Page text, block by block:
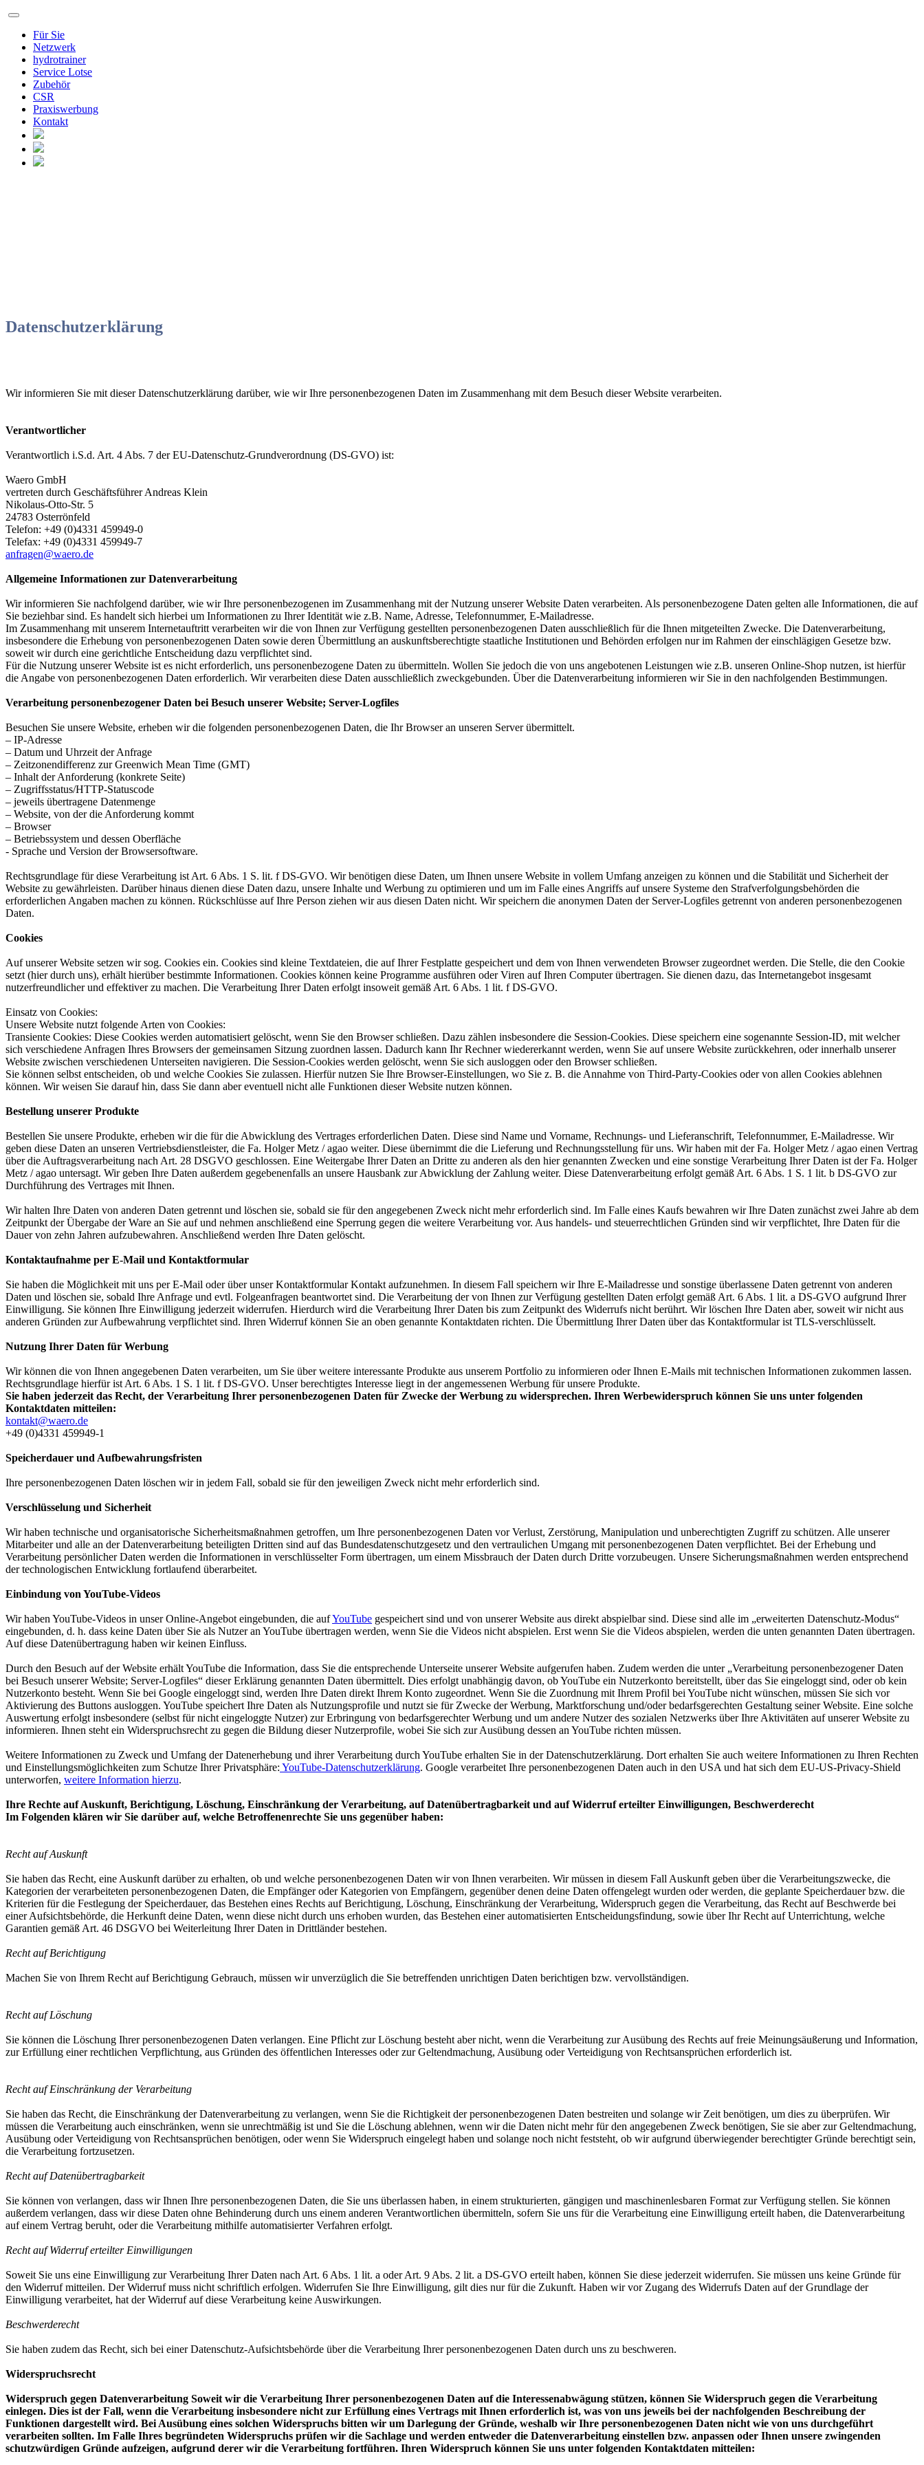
Für Sie
Netzwerk
hydrotrainer
Service Lotse
Zubehör
CSR
Praxiswerbung
Kontakt
Daten­schutz­er­klä­rung
Wir informieren Sie mit dieser Datenschutzerklärung darüber, wie wir Ihre personenbezogenen Daten im Zusammenhang mit dem Besuch dieser Website verarbeiten.
Verantwortlicher
Verantwortlich i.S.d. Art. 4 Abs. 7 der EU-Datenschutz-Grundverordnung (DS-GVO) ist:
Waero GmbH
vertreten durch Geschäftsführer Andreas Klein
Nikolaus-Otto-Str. 5
24783 Osterrönfeld
Telefon: +49 (0)4331 459949-0
Telefax: +49 (0)4331 459949-7
anfragen@waero.de
Allgemeine Informationen zur Datenverarbeitung
Wir informieren Sie nachfolgend darüber, wie wir Ihre personenbezogenen im Zusammenhang mit der Nutzung unserer Website Daten verarbeiten. Als personenbezogene Daten gelten alle Informationen, die auf
Sie beziehbar sind. Es handelt sich hierbei um Informationen zu Ihrer Identität wie z.B. Name, Adresse, Telefonnummer, E-Mailadresse.
Im Zusammenhang mit unserem Internetauftritt verarbeiten wir die von Ihnen zur Verfügung gestellten personenbezogenen Daten ausschließlich für die Ihnen mitgeteilten Zwecke. Die Datenverarbeitung,
insbesondere die Erhebung von personenbezogenen Daten sowie deren Übermittlung an auskunftsberechtigte staatliche Institutionen und Behörden erfolgen nur im Rahmen der einschlägigen Gesetze bzw.
soweit wir durch eine gerichtliche Entscheidung dazu verpflichtet sind.
Für die Nutzung unserer Website ist es nicht erforderlich, uns personenbezogene Daten zu übermitteln. Wollen Sie jedoch die von uns angebotenen Leistungen wie z.B. unseren Online-Shop nutzen, ist hierfür
die Angabe von personenbezogenen Daten erforderlich. Wir verarbeiten diese Daten ausschließlich zweckgebunden. Über die Datenverarbeitung informieren wir Sie in den nachfolgenden Bestimmungen.
Verarbeitung personenbezogener Daten bei Besuch unserer Website; Server-Logfiles
Besuchen Sie unsere Website, erheben wir die folgenden personenbezogenen Daten, die Ihr Browser an unseren Server übermittelt.
– IP-Adresse
– Datum und Uhrzeit der Anfrage
– Zeitzonendifferenz zur Greenwich Mean Time (GMT)
– Inhalt der Anforderung (konkrete Seite)
– Zugriffsstatus/HTTP-Statuscode
– jeweils übertragene Datenmenge
– Website, von der die Anforderung kommt
– Browser
– Betriebssystem und dessen Oberfläche
- Sprache und Version der Browsersoftware.
Rechtsgrundlage für diese Verarbeitung ist Art. 6 Abs. 1 S. lit. f DS-GVO. Wir benötigen diese Daten, um Ihnen unsere Website in vollem Umfang anzeigen zu können und die Stabilität und Sicherheit der
Website zu gewährleisten. Darüber hinaus dienen diese Daten dazu, unsere Inhalte und Werbung zu optimieren und um im Falle eines Angriffs auf unsere Systeme den Strafverfolgungsbehörden die
erforderlichen Angaben machen zu können. Rückschlüsse auf Ihre Person ziehen wir aus diesen Daten nicht. Wir speichern die anonymen Daten der Server-Logfiles getrennt von anderen personenbezogenen
Daten.
Cookies
Auf unserer Website setzen wir sog. Cookies ein. Cookies sind kleine Textdateien, die auf Ihrer Festplatte gespeichert und dem von Ihnen verwendeten Browser zugeordnet werden. Die Stelle, die den Cookie
setzt (hier durch uns), erhält hierüber bestimmte Informationen. Cookies können keine Programme ausführen oder Viren auf Ihren Computer übertragen. Sie dienen dazu, das Internetangebot insgesamt
nutzerfreundlicher und effektiver zu machen. Die Verarbeitung Ihrer Daten erfolgt insoweit gemäß Art. 6 Abs. 1 lit. f DS-GVO.
Einsatz von Cookies:
Unsere Website nutzt folgende Arten von Cookies:
Transiente Cookies: Diese Cookies werden automatisiert gelöscht, wenn Sie den Browser schließen. Dazu zählen insbesondere die Session-Cookies. Diese speichern eine sogenannte Session-ID, mit welcher
sich verschiedene Anfragen Ihres Browsers der gemeinsamen Sitzung zuordnen lassen. Dadurch kann Ihr Rechner wiedererkannt werden, wenn Sie auf unsere Website zurückkehren, oder innerhalb unserer
Website zwischen verschiedenen Unterseiten navigieren. Die Session-Cookies werden gelöscht, wenn Sie sich ausloggen oder den Browser schließen.
Sie können selbst entscheiden, ob und welche Cookies Sie zulassen. Hierfür nutzen Sie Ihre Browser-Einstellungen, wo Sie z. B. die Annahme von Third-Party-Cookies oder von allen Cookies ablehnen
können. Wir weisen Sie darauf hin, dass Sie dann aber eventuell nicht alle Funktionen dieser Website nutzen können.
Bestellung unserer Produkte
Bestellen Sie unsere Produkte, erheben wir die für die Abwicklung des Vertrages erforderlichen Daten. Diese sind Name und Vorname, Rechnungs- und Lieferanschrift, Telefonnummer, E-Mailadresse. Wir
geben diese Daten an unseren Vertriebsdienstleister, die Fa. Holger Metz / agao weiter. Diese übernimmt die die Lieferung und Rechnungsstellung für uns. Wir haben mit der Fa. Holger Metz / agao einen Vertrag
über die Auftragsverarbeitung nach Art. 28 DSGVO geschlossen. Eine Weitergabe Ihrer Daten an Dritte zu anderen als den hier genannten Zwecken und eine sonstige Verarbeitung Ihrer Daten ist der Fa. Holger
Metz / agao untersagt. Wir geben Ihre Daten außerdem gegebenenfalls an unsere Hausbank zur Abwicklung der Zahlung weiter. Diese Datenverarbeitung erfolgt gemäß Art. 6 Abs. 1 S. 1 lit. b DS-GVO zur
Durchführung des Vertrages mit Ihnen.
Wir halten Ihre Daten von anderen Daten getrennt und löschen sie, sobald sie für den angegebenen Zweck nicht mehr erforderlich sind. Im Falle eines Kaufs bewahren wir Ihre Daten zunächst zwei Jahre ab dem
Zeitpunkt der Übergabe der Ware an Sie auf und nehmen anschließend eine Sperrung gegen die weitere Verarbeitung vor. Aus handels- und steuerrechtlichen Gründen sind wir verpflichtet, Ihre Daten für die
Dauer von zehn Jahren aufzubewahren. Anschließend werden Ihre Daten gelöscht.
Kontaktaufnahme per E-Mail und Kontaktformular
Sie haben die Möglichkeit mit uns per E-Mail oder über unser Kontaktformular Kontakt aufzunehmen. In diesem Fall speichern wir Ihre E-Mailadresse und sonstige überlassene Daten getrennt von anderen
Daten und löschen sie, sobald Ihre Anfrage und evtl. Folgeanfragen beantwortet sind. Die Verarbeitung der von Ihnen zur Verfügung gestellten Daten erfolgt gemäß Art. 6 Abs. 1 lit. a DS-GVO aufgrund Ihrer
Einwilligung. Sie können Ihre Einwilligung jederzeit widerrufen. Hierdurch wird die Verarbeitung Ihrer Daten bis zum Zeitpunkt des Widerrufs nicht berührt. Wir löschen Ihre Daten aber, soweit wir nicht aus
anderen Gründen zur Aufbewahrung verpflichtet sind. Ihren Widerruf können Sie an oben genannte Kontaktdaten richten. Die Übermittlung Ihrer Daten über das Kontaktformular ist TLS-verschlüsselt.
Nutzung Ihrer Daten für Werbung
Wir können die von Ihnen angegebenen Daten verarbeiten, um Sie über weitere interessante Produkte aus unserem Portfolio zu informieren oder Ihnen E-Mails mit technischen Informationen zukommen lassen.
Rechtsgrundlage hierfür ist Art. 6 Abs. 1 S. 1 lit. f DS-GVO. Unser berechtigtes Interesse liegt in der angemessenen Werbung für unsere Produkte.
Sie haben jederzeit das Recht, der Verarbeitung Ihrer personenbezogenen Daten für Zwecke der Werbung zu widersprechen. Ihren Werbewiderspruch können Sie uns unter folgenden
Kontaktdaten mitteilen:
kontakt@waero.de
+49 (0)4331 459949-1
Speicherdauer und Aufbewahrungsfristen
Ihre personenbezogenen Daten löschen wir in jedem Fall, sobald sie für den jeweiligen Zweck nicht mehr erforderlich sind.
Verschlüsselung und Sicherheit
Wir haben technische und organisatorische Sicherheitsmaßnahmen getroffen, um Ihre personenbezogenen Daten vor Verlust, Zerstörung, Manipulation und unberechtigten Zugriff zu schützen. Alle unserer
Mitarbeiter und alle an der Datenverarbeitung beteiligten Dritten sind auf das Bundesdatenschutzgesetz und den vertraulichen Umgang mit personenbezogenen Daten verpflichtet. Bei der Erhebung und
Verarbeitung persönlicher Daten werden die Informationen in verschlüsselter Form übertragen, um einem Missbrauch der Daten durch Dritte vorzubeugen. Unsere Sicherungsmaßnahmen werden entsprechend
der technologischen Entwicklung fortlaufend überarbeitet.
Einbindung von YouTube-Videos
Wir haben YouTube-Videos in unser Online-Angebot eingebunden, die aufYouTube gespeichert sind und von unserer Website aus direkt abspielbar sind. Diese sind alle im „erweiterten Datenschutz-Modus“
eingebunden, d. h. dass keine Daten über Sie als Nutzer an YouTube übertragen werden, wenn Sie die Videos nicht abspielen. Erst wenn Sie die Videos abspielen, werden die unten genannten Daten übertragen.
Auf diese Datenübertragung haben wir keinen Einfluss.
Durch den Besuch auf der Website erhält YouTube die Information, dass Sie die entsprechende Unterseite unserer Website aufgerufen haben. Zudem werden die unter „Verarbeitung personenbezogener Daten
bei Besuch unserer Website; Server-Logfiles“ dieser Erklärung genannten Daten übermittelt. Dies erfolgt unabhängig davon, ob YouTube ein Nutzerkonto bereitstellt, über das Sie eingeloggt sind, oder ob kein
Nutzerkonto besteht. Wenn Sie bei Google eingeloggt sind, werden Ihre Daten direkt Ihrem Konto zugeordnet. Wenn Sie die Zuordnung mit Ihrem Profil bei YouTube nicht wünschen, müssen Sie sich vor
Aktivierung des Buttons ausloggen. YouTube speichert Ihre Daten als Nutzungsprofile und nutzt sie für Zwecke der Werbung, Marktforschung und/oder bedarfsgerechten Gestaltung seiner Website. Eine solche
Auswertung erfolgt insbesondere (selbst für nicht eingeloggte Nutzer) zur Erbringung von bedarfsgerechter Werbung und um andere Nutzer des sozialen Netzwerks über Ihre Aktivitäten auf unserer Website zu
informieren. Ihnen steht ein Widerspruchsrecht zu gegen die Bildung dieser Nutzerprofile, wobei Sie sich zur Ausübung dessen an YouTube richten müssen.
Weitere Informationen zu Zweck und Umfang der Datenerhebung und ihrer Verarbeitung durch YouTube erhalten Sie in der Datenschutzerklärung. Dort erhalten Sie auch weitere Informationen zu Ihren Rechten
und Einstellungsmöglichkeiten zum Schutze Ihrer Privatsphäre: YouTube-Datenschutzerklärung. Google verarbeitet Ihre personenbezogenen Daten auch in den USA und hat sich dem EU-US-Privacy-Shield
unterworfen, weitere Information hierzu.
Ihre Rechte auf Auskunft, Berichtigung, Löschung, Einschränkung der Verarbeitung, auf Datenübertragbarkeit und auf Widerruf erteilter Einwilligungen, Beschwerderecht
Im Folgenden klären wir Sie darüber auf, welche Betroffenenrechte Sie uns gegenüber haben:
Recht auf Auskunft
Sie haben das Recht, eine Auskunft darüber zu erhalten, ob und welche personenbezogenen Daten wir von Ihnen verarbeiten. Wir müssen in diesem Fall Auskunft geben über die Verarbeitungszwecke, die
Kategorien der verarbeiteten personenbezogenen Daten, die Empfänger oder Kategorien von Empfängern, gegenüber denen deine Daten offengelegt wurden oder werden, die geplante Speicherdauer bzw. die
Kriterien für die Festlegung der Speicherdauer, das Bestehen eines Rechts auf Berichtigung, Löschung, Einschränkung der Verarbeitung, Widerspruch gegen die Verarbeitung, das Recht auf Beschwerde bei
einer Aufsichtsbehörde, die Herkunft deine Daten, wenn diese nicht durch uns erhoben wurden, das Bestehen einer automatisierten Entscheidungsfindung, sowie über Ihr Recht auf Unterrichtung, welche
Garantien gemäß Art. 46 DSGVO bei Weiterleitung Ihrer Daten in Drittländer bestehen.
Recht auf Berichtigung
Machen Sie von Ihrem Recht auf Berichtigung Gebrauch, müssen wir unverzüglich die Sie betreffenden unrichtigen Daten berichtigen bzw. vervollständigen.
Recht auf Löschung
Sie können die Löschung Ihrer personenbezogenen Daten verlangen. Eine Pflicht zur Löschung besteht aber nicht, wenn die Verarbeitung zur Ausübung des Rechts auf freie Meinungsäußerung und Information,
zur Erfüllung einer rechtlichen Verpflichtung, aus Gründen des öffentlichen Interesses oder zur Geltendmachung, Ausübung oder Verteidigung von Rechtsansprüchen erforderlich ist.
Recht auf Einschränkung der Verarbeitung
Sie haben das Recht, die Einschränkung der Datenverarbeitung zu verlangen, wenn Sie die Richtigkeit der personenbezogenen Daten bestreiten und solange wir Zeit benötigen, um dies zu überprüfen. Wir
müssen die Verarbeitung auch einschränken, wenn sie unrechtmäßig ist und Sie die Löschung ablehnen, wenn wir die Daten nicht mehr für den angegebenen Zweck benötigen, Sie sie aber zur Geltendmachung,
Ausübung oder Verteidigung von Rechtsansprüchen benötigen, oder wenn Sie Widerspruch eingelegt haben und solange noch nicht feststeht, ob wir aufgrund überwiegender berechtigter Gründe berechtigt sein,
die Verarbeitung fortzusetzen.
Recht auf Datenübertragbarkeit
Sie können von verlangen, dass wir Ihnen Ihre personenbezogenen Daten, die Sie uns überlassen haben, in einem strukturierten, gängigen und maschinenlesbaren Format zur Verfügung stellen. Sie können
außerdem verlangen, dass wir diese Daten ohne Behinderung durch uns einem anderen Verantwortlichen übermitteln, sofern Sie uns für die Verarbeitung eine Einwilligung erteilt haben, die Datenverarbeitung
auf einem Vertrag beruht, oder die Verarbeitung mithilfe automatisierter Verfahren erfolgt.
Recht auf Widerruf erteilter Einwilligungen
Soweit Sie uns eine Einwilligung zur Verarbeitung Ihrer Daten nach Art. 6 Abs. 1 lit. a oder Art. 9 Abs. 2 lit. a DS-GVO erteilt haben, können Sie diese jederzeit widerrufen. Sie müssen uns keine Gründe für
den Widerruf mitteilen. Der Widerruf muss nicht schriftlich erfolgen. Widerrufen Sie Ihre Einwilligung, gilt dies nur für die Zukunft. Haben wir vor Zugang des Widerrufs Daten auf der Grundlage der
Einwilligung verarbeitet, hat der Widerruf auf diese Verarbeitung keine Auswirkungen.
Beschwerderecht
Sie haben zudem das Recht, sich bei einer Datenschutz-Aufsichtsbehörde über die Verarbeitung Ihrer personenbezogenen Daten durch uns zu beschweren.
Widerspruchsrecht
Widerspruch gegen Datenverarbeitung Soweit wir die Verarbeitung Ihrer personenbezogenen Daten auf die Interessenabwägung stützen, können Sie Widerspruch gegen die Verarbeitung
einlegen. Dies ist der Fall, wenn die Verarbeitung insbesondere nicht zur Erfüllung eines Vertrags mit Ihnen erforderlich ist, was von uns jeweils bei der nachfolgenden Beschreibung der
Funktionen dargestellt wird. Bei Ausübung eines solchen Widerspruchs bitten wir um Darlegung der Gründe, weshalb wir Ihre personenbezogenen Daten nicht wie von uns durchgeführt
verarbeiten sollten. Im Falle Ihres begründeten Widerspruchs prüfen wir die Sachlage und werden entweder die Datenverarbeitung einstellen bzw. anpassen oder Ihnen unsere zwingenden
schutzwürdigen Gründe aufzeigen, aufgrund derer wir die Verarbeitung fortführen. Ihren Widerspruch können Sie uns unter folgenden Kontaktdaten mitteilen: